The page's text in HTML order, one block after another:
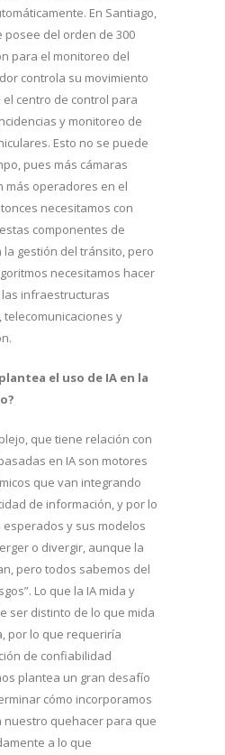
En Santiago,
posee del orden de 300
para el monitoreo del
controla su movimiento
centro de control para
y monitoreo de
Esto no se puede
pues más cámaras
más operadores en el
necesitamos con
componentes de
gestión del tránsito, pero
necesitamos hacer
infraestructuras
y
el uso de IA en la
que tiene relación con
en IA son motores
que van integrando
de información, y por lo
y sus modelos
o divergir, aunque la
pero todos sabemos del
Lo que la IA mida y
ser distinto de lo que mida
por lo que requeriría
de confiabilidad
plantea un gran desafío
cómo incorporamos
nuestro quehacer para que
a lo que